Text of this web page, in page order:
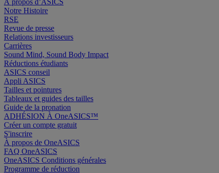
À propos d’ASICS
Notre Histoire
RSE
Revue de presse
Relations investisseurs
Carrières
Sound Mind, Sound Body Impact
Réductions étudiants
ASICS conseil
Appli ASICS
Tailles et pointures
Tableaux et guides des tailles
Guide de la pronation
ADHÉSION À OneASICS™
Créer un compte gratuit
S'inscrire
À propos de OneASICS
FAQ OneASICS
OneASICS Conditions générales
Programme de réduction